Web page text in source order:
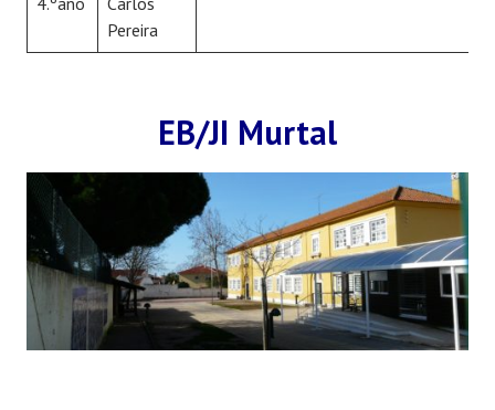
Pereira
EB/JI Murtal